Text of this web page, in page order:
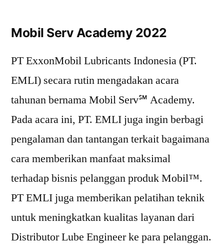
Mobil Serv Academy 2022
PT ExxonMobil Lubricants Indonesia (PT.
EMLI) secara rutin mengadakan acara
tahunan bernama Mobil Serv℠ Academy.
Pada acara ini, PT. EMLI juga ingin berbagi
pengalaman dan tantangan terkait bagaimana
cara memberikan manfaat maksimal
terhadap bisnis pelanggan produk Mobil™.
PT EMLI juga memberikan pelatihan teknik
untuk meningkatkan kualitas layanan dari
Distributor Lube Engineer ke para pelanggan.